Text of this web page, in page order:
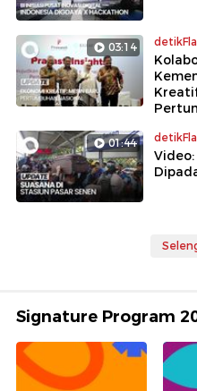
03:14
01:44
Signature Program